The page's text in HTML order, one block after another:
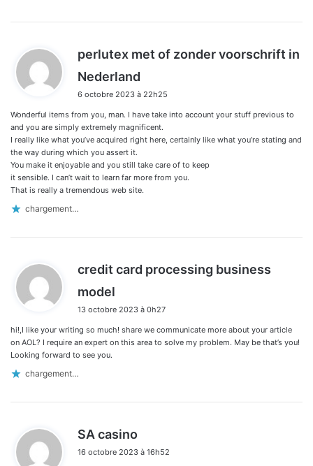
perlutex met of zonder voorschrift in
Nederland
t
:
6 octobre 2023 à 22h25
Wonderful items from you, man. I have take into account your stuff previous to
and you are simply extremely magnificent.
I really like what you’ve acquired right here, certainly like what you’re stating and
the way during which you assert it.
You make it enjoyable and you still take care of to keep
it sensible. I can’t wait to learn far more from you.
That is really a tremendous web site.
chargement…
credit card processing business
model
t
:
13 octobre 2023 à 0h27
hi!,I like your writing so much! share we communicate more about your article
on AOL? I require an expert on this area to solve my problem. May be that’s you!
Looking forward to see you.
chargement…
SA casino
t
16 octobre 2023 à 16h52